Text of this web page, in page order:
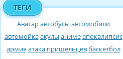
ТЕГИ
Аватаравтобусы автомобили
автомойкаакулы анимеапокалипсис
армия атака пришельцевбаскетбол